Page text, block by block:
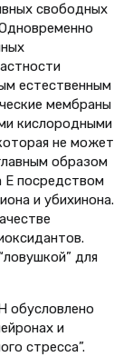
свободных
естественным
мембраны
кислородными
не может
образом
Е посредством
и убихинона.
для
обусловлено
и
стресса”.